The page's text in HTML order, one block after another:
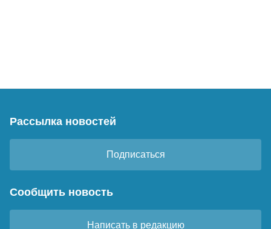
Рассылка новостей
Подписаться
Сообщить новость
Написать в редакцию